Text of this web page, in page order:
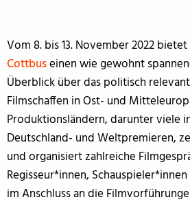
Vom 8. bis 13. November 2022
Cottbuseinen wie gewohnt
Überblick über das politisch
Filmschaffen in Ost- und
Produktionsländern, darunter viele
Deutschland- und Weltpremieren,
und organisiert zahlreiche
Regisseur*innen,
im Anschluss an die